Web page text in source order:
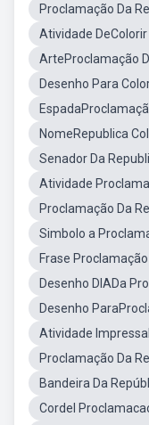
Proclamação Da
Atividade
ArteProclamação
Desenho Para
NomeRepublica
Senador Da
Atividade
Proclamação Da
Simbolo a
Frase
Desenho DIADa
Desenho
Atividade
Proclamação Da
Bandeira Da
Cordel